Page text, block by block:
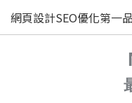
網頁設計SEO優化第一